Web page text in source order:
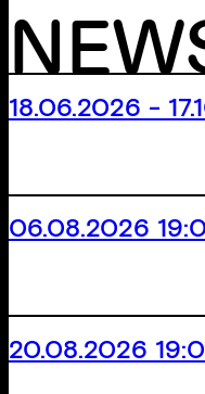
18.06.2026 -
06.08.2026
20.08.2026